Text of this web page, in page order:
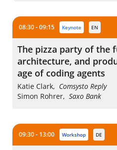
08:30 - 09:15 keynote EN
The pizza party of the
architecture, and
age of coding agents
Katie Clark, Comsysto Reply
Simon Rohrer, Saxo Bank
09:30 - 13:00 workshop DE